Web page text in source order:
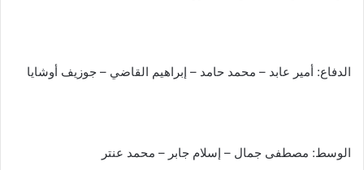
الدفاع: أمير عابد – محمد حامد – إبراهيم القاضي – جوزيف أوشايا
الوسط: مصطفى جمال – إسلام جابر – محمد عنتر